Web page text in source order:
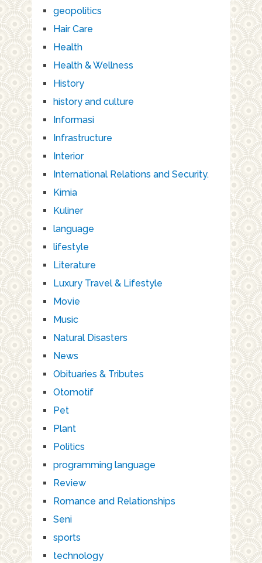
geopolitics
Hair Care
Health
Health & Wellness
History
history and culture
Informasi
Infrastructure
Interior
International Relations and Security.
Kimia
Kuliner
language
lifestyle
Literature
Luxury Travel & Lifestyle
Movie
Music
Natural Disasters
News
Obituaries & Tributes
Otomotif
Pet
Plant
Politics
programming language
Review
Romance and Relationships
Seni
sports
technology